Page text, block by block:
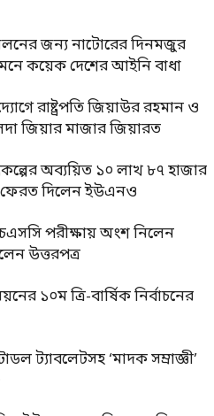
জন্য নাটোরের দিনমজুর
কয়েক দেশের আইনি বাধা
রাষ্ট্রপতি জিয়াউর রহমান ও
জিয়ার মাজার জিয়ারত
অব্যয়িত ১০ লাখ ৮৭ হাজার
ফেরত দিলেন ইউএনও
পরীক্ষায় অংশ নিলেন
উত্তরপত্র
১০ম ত্রি-বার্ষিক নির্বাচনের
ট্যাবলেটসহ ‘মাদক সম্রাজ্ঞী’